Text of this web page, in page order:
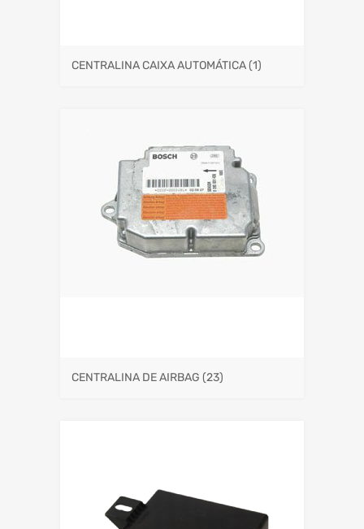
CENTRALINA CAIXA AUTOMÁTICA(1)
CENTRALINA DE AIRBAG (23)